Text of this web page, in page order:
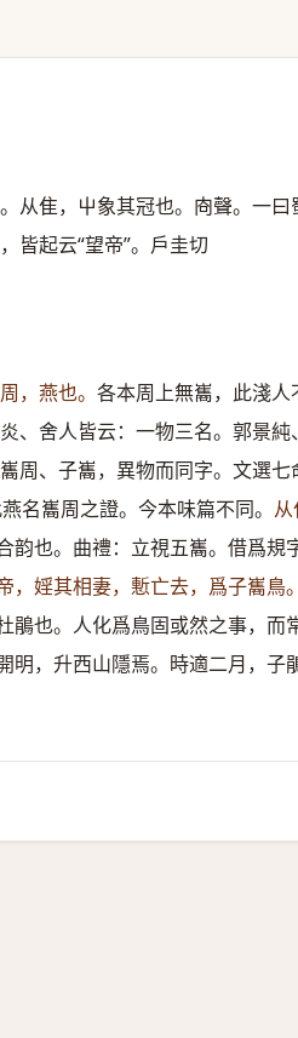
从隹，屮象其冠也。㕯聲。一
皆起云“望帝”。戶圭切
，燕也。 各本周上無巂，此淺人
、舍人皆云：一物三名。郭景
周、子巂，異物而同字。文選七
名巂周之證。今本味篇不同。 从
韵也。曲禮：立視五巂。借爲規
，婬其相妻，慙亡去，爲子巂鳥
鵑也。人化爲鳥固或然之事，
明，升西山隱焉。時適二月，